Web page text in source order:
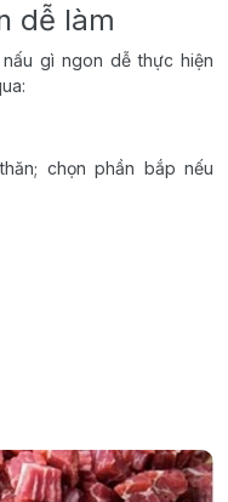
dễ làm
gì ngon dễ thực hiện
chọn phần bắp nếu